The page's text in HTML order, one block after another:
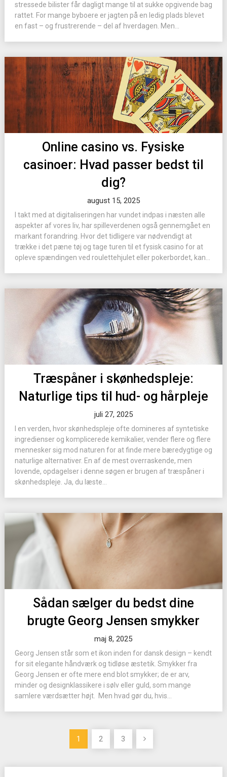
stressede bilister får dagligt mange til at sukke opgivende bag
rattet. For mange byboere er jagten på en ledig plads blevet
en fast – og frustrerende – del af hverdagen. Men...
Online casino vs. Fysiske
casinoer: Hvad passer bedst til
dig?
august 15, 2025
I takt med at digitaliseringen har vundet indpas i næsten alle
aspekter af vores liv, har spilleverdenen også gennemgået en
markant forandring. Hvor det tidligere var nødvendigt at
trække i det pæne tøj og tage turen til et fysisk casino for at
opleve spændingen ved roulettehjulet eller pokerbordet, kan...
Træspåner i skønhedspleje:
Naturlige tips til hud- og hårpleje
juli 27, 2025
I en verden, hvor skønhedspleje ofte domineres af syntetiske
ingredienser og komplicerede kemikalier, vender flere og flere
mennesker sig mod naturen for at finde mere bæredygtige og
naturlige alternativer. En af de mest overraskende, men
lovende, opdagelser i denne søgen er brugen af træspåner i
skønhedspleje. Ja, du læste...
Sådan sælger du bedst dine
brugte Georg Jensen smykker
maj 8, 2025
Georg Jensen står som et ikon inden for dansk design – kendt
for sit elegante håndværk og tidløse æstetik. Smykker fra
Georg Jensen er ofte mere end blot smykker; de er arv,
minder og designklassikere i sølv eller guld, som mange
samlere værdsætter højt. Men hvad gør du, hvis...
Indlægsinddeling
1 2 3